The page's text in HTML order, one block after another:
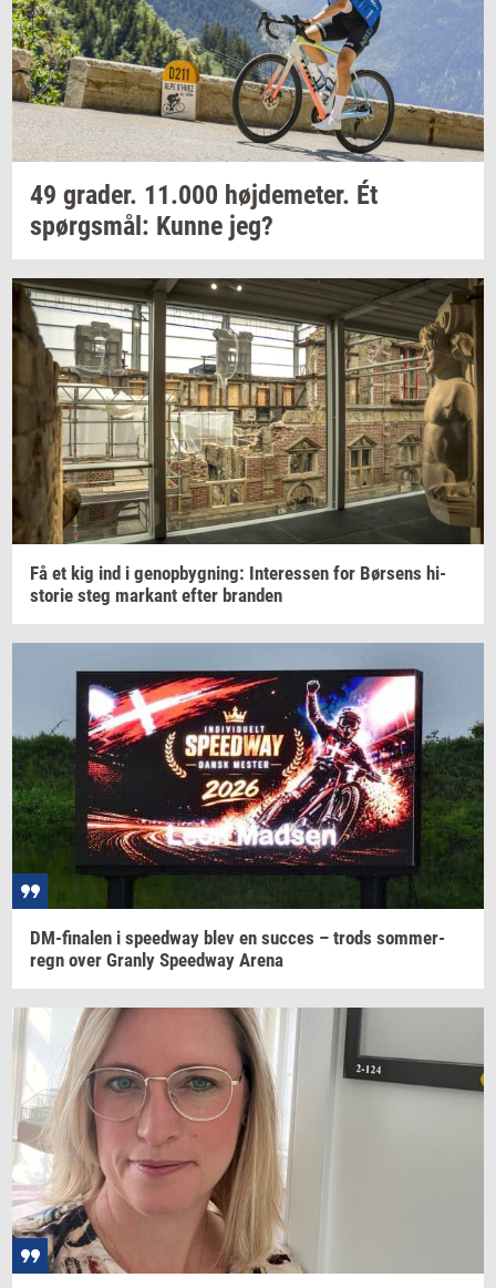
49 gra­der. 11.000 høj­de­me­ter. Ét
spørgs­mål: Kunne jeg?
Få et kig ind i genop­byg­ning: In­ter­es­sen for Bør­sens hi­
sto­rie steg mar­kant efter bran­den
DM-​finalen i spe­edway blev en suc­ces – trods som­mer­
regn over Gran­ly Spe­edway Arena